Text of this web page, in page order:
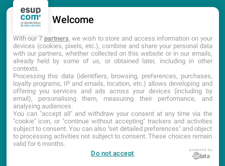
CANDIDATURE PORTES OUVERTES
DOCUMENTATION
ACCUEIL CGI PLAN DU SITE MENTIONS LÉGALES
ÉTABLISSEMENT D’ENSEIGNEMENT SUPÉRIEUR PRIVÉ TECHNIQUE
Welcome
With our 7 partners, we wish to store and access information on your
devices (cookies, pixels, etc.), combine and share your personal data
with our partners, whether collected on this website or in our emails,
already held by some of us, or obtained later, including in other
contexts.
Processing this data (identifiers, browsing, preferences, purchases,
loyalty programs, IP and emails, location, etc.) allows developing and
offering you services and ads across your devices (including by
email), personalising them, measuring their performance, and
analysing audiences.
You can "accept all" and withdraw your consent at any time via the
"cookie" icon, or "continue without accepting" trackers and activities
subject to consent. You can also "set detailed preferences" and object
to processing activities not subject to consent. These choices remain
valid for 6 months.
Do not accept
powered by